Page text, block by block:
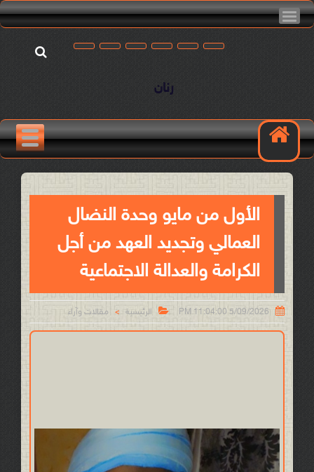
رنان
الأول من مايو وحدة النضال
العمالي وتجديد العهد من أجل
الكرامة والعدالة الاجتماعية

5/09/2026 11:04:00 PM
 الرئيسية > مقالات وآراء